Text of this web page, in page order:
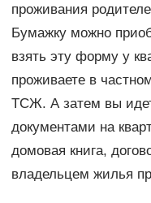
проживания
Бумажку можно
взять эту форму у
проживаете в
ТСЖ. А затем вы
документами на
домовая книга,
владельцем жилья